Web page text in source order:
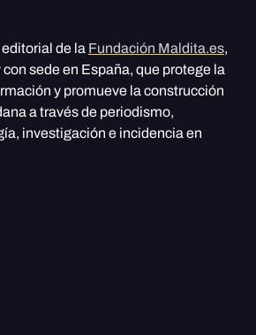
de la Fundación Maldita.es,
sede en España, que protege la
y promueve la construcción
a través de periodismo,
investigación e incidencia en